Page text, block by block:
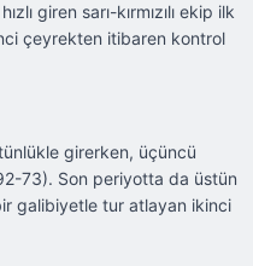
giren sarı-kırmızılı ekip ilk
çeyrekten itibaren kontrol
girerken, üçüncü
73). Son periyotta da üstün
galibiyetle tur atlayan ikinci